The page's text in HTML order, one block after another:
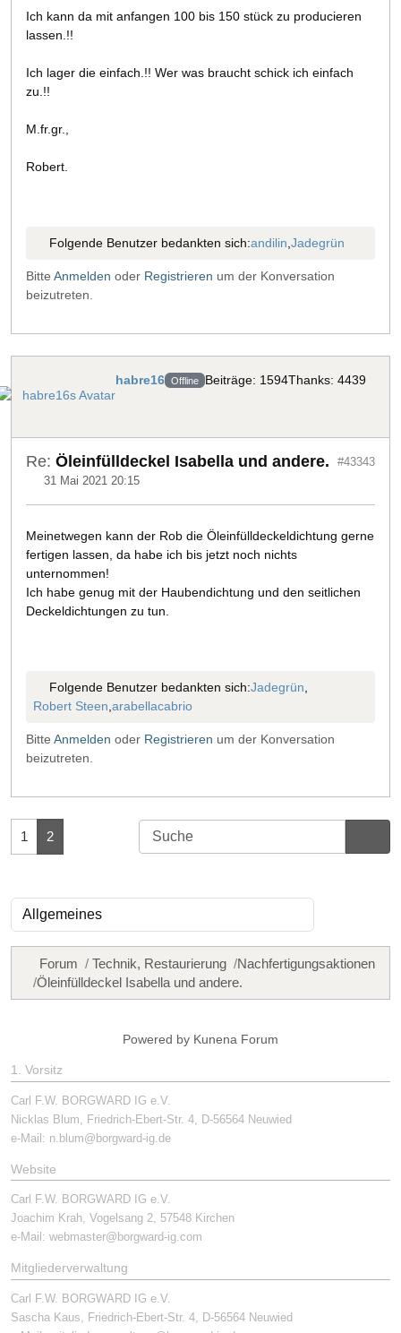
Ich kann da mit anfangen 100 bis 150 stück zu producieren
lassen.!!
Ich lager die einfach.!! Wer was braucht schick ich einfach
zu.!!
M.fr.gr.,
Robert.
Folgende Benutzer bedankten sich:andilin Jadegrün
Bitte Anmelden oder Registrieren um der Konversation
beizutreten.
habre16 Offline Beiträge: 1594Thanks: 4439
Re: Öleinfülldeckel Isabella und andere.
31 Mai 2021 20:15
#43343
Meinetwegen kann der Rob die Öleinfülldeckeldichtung gerne
fertigen lassen, da habe ich bis jetzt noch nichts
unternommen!
Ich habe genug mit der Haubendichtung und den seitlichen
Deckeldichtungen zu tun.
Folgende Benutzer bedankten sich:Jadegrün
Robert Steen arabellacabrio
Bitte Anmelden oder Registrieren um der Konversation
beizutreten.
1 2
Forum Technik, Restaurierung
Nachfertigungsaktionen
Öleinfülldeckel Isabella und andere.
Powered by Kunena Forum
1. Vorsitz
Carl F.W. BORGWARD IG e.V.
Nicklas Blum, Friedrich-Ebert-Str. 4, D-56564 Neuwied
e-Mail: n.blum@borgward-ig.de
Website
Carl F.W. BORGWARD IG e.V.
Joachim Krah, Vogelsang 2, 57548 Kirchen
e-Mail: webmaster@borgward-ig.com
Mitgliederverwaltung
Carl F.W. BORGWARD IG e.V.
Sascha Kaus, Friedrich-Ebert-Str. 4, D-56564 Neuwied